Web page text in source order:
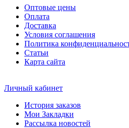
Оптовые цены
Оплата
Доставка
Условия соглашения
Политика
Статьи
Карта сайта
Личный кабинет
История заказов
Мои Закладки
Рассылка новостей